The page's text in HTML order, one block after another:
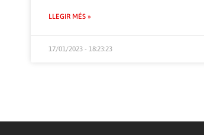
LLEGIR MÉS »
17/01/2023 - 18:23:23